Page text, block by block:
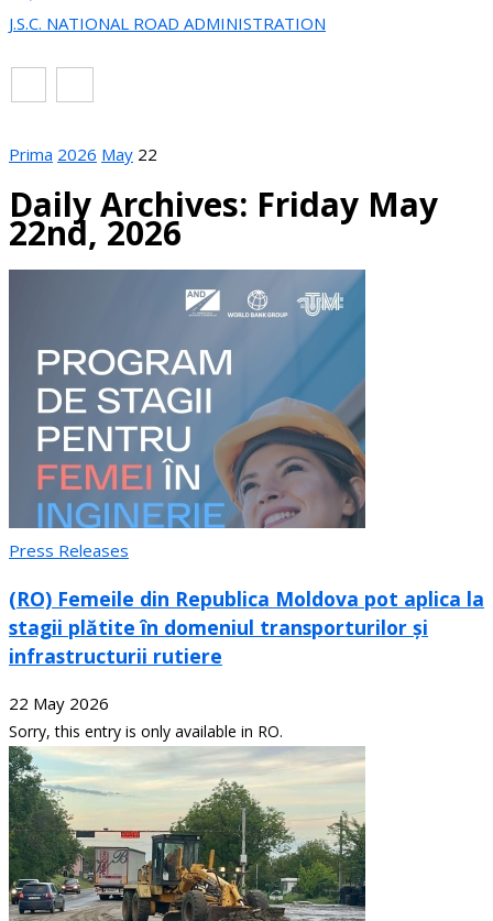
J.S.C. NATIONAL ROAD ADMINISTRATION
Prima 2026 May 22
Daily Archives: Friday May
22nd, 2026
Press Releases
(RO) Femeile din Republica Moldova pot aplica la
stagii plătite în domeniul transporturilor și
infrastructurii rutiere
22 May 2026
Sorry, this entry is only available in RO.